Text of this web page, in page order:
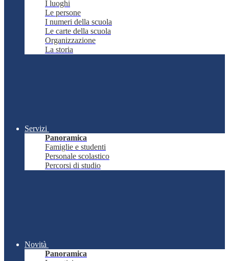
I luoghi
Le persone
I numeri della scuola
Le carte della scuola
Organizzazione
La storia
Servizi
Panoramica
Famiglie e studenti
Personale scolastico
Percorsi di studio
Novità
Panoramica